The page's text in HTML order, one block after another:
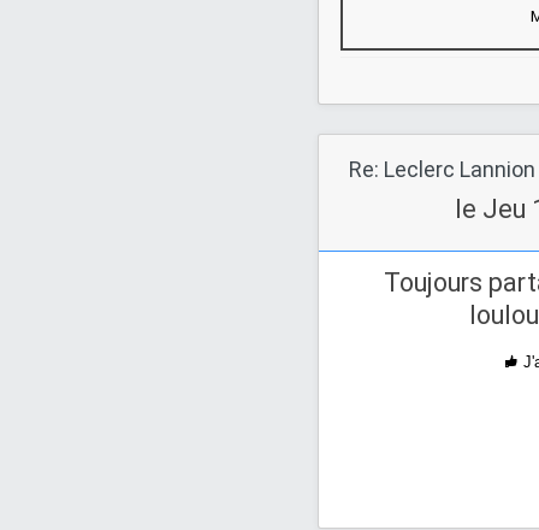
Re: Leclerc Lannion
le Jeu
Toujours